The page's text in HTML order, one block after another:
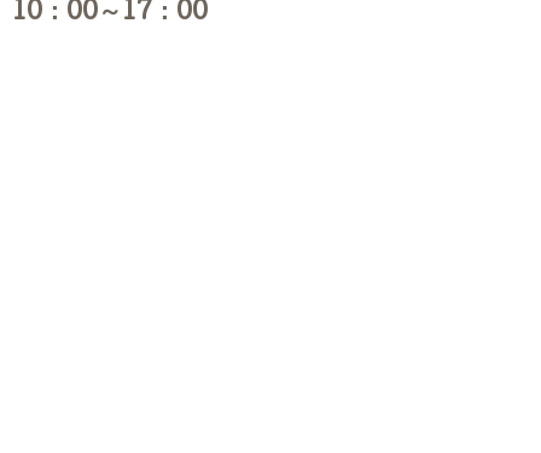
10：00～17：00